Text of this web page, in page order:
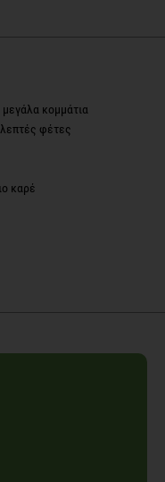
κομμάτια
φέτες
καρέ